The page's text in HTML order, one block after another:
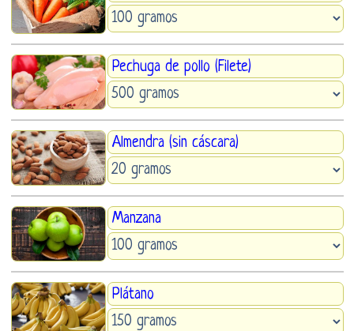
Pechuga de pollo (Filete)
Almendra (sin cáscara)
Manzana
Plátano